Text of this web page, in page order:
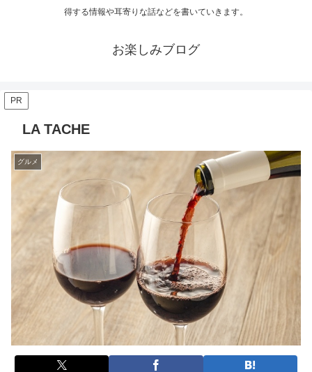
得する情報や耳寄りな話などを書いていきます。
お楽しみブログ
PR
LA TACHE
グルメ